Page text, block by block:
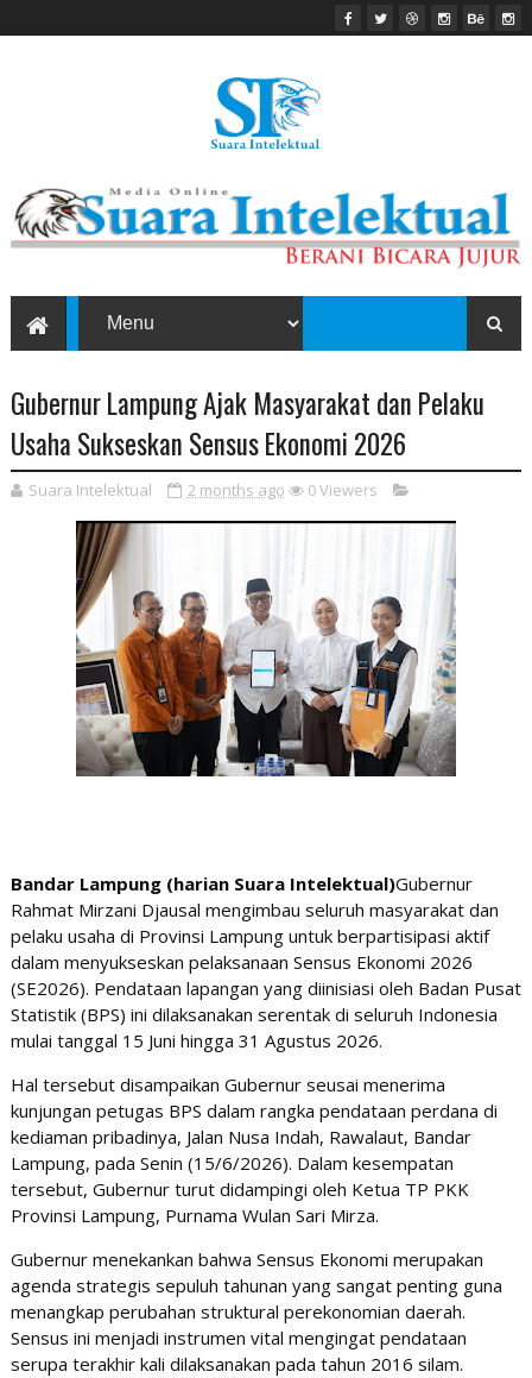
Gubernur Lampung Ajak Masyarakat dan Pelaku
Usaha Sukseskan Sensus Ekonomi 2026
Suara Intelektual 2 months ago 0Viewers
Bandar Lampung (harian Suara Intelektual)Gubernur
Rahmat Mirzani Djausal mengimbau seluruh masyarakat dan
pelaku usaha di Provinsi Lampung untuk berpartisipasi aktif
dalam menyukseskan pelaksanaan Sensus Ekonomi 2026
(SE2026). Pendataan lapangan yang diinisiasi oleh Badan Pusat
Statistik (BPS) ini dilaksanakan serentak di seluruh Indonesia
mulai tanggal 15 Juni hingga 31 Agustus 2026.
​Hal tersebut disampaikan Gubernur seusai menerima
kunjungan petugas BPS dalam rangka pendataan perdana di
kediaman pribadinya, Jalan Nusa Indah, Rawalaut, Bandar
Lampung, pada Senin (15/6/2026). Dalam kesempatan
tersebut, Gubernur turut didampingi oleh Ketua TP PKK
Provinsi Lampung, Purnama Wulan Sari Mirza.
​Gubernur menekankan bahwa Sensus Ekonomi merupakan
agenda strategis sepuluh tahunan yang sangat penting guna
menangkap perubahan struktural perekonomian daerah.
Sensus ini menjadi instrumen vital mengingat pendataan
serupa terakhir kali dilaksanakan pada tahun 2016 silam.